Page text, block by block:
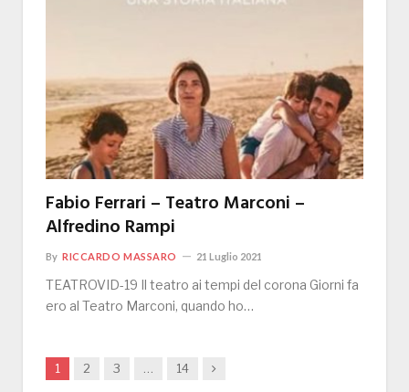
Fabio Ferrari – Teatro Marconi –
Alfredino Rampi
By RICCARDO MASSARO 21 Luglio 2021
TEATROVID-19 Il teatro ai tempi del corona Giorni fa
ero al Teatro Marconi, quando ho…
1 2 3 14 Next